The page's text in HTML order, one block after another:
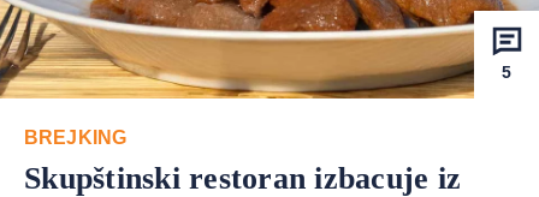
5
BREJKING
Skupštinski restoran izbacuje iz